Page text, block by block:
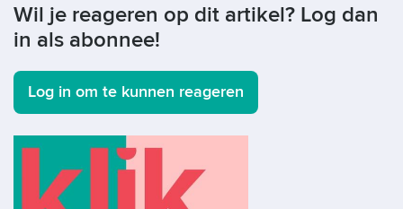
Wil je reageren op dit artikel? Log dan
in als abonnee!
Log in om te kunnen reageren